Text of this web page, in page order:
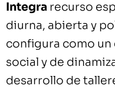
Integra recurso
diurna, abierta y
configura como
social y de
desarrollo de